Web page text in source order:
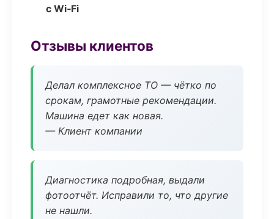
с Wi‑Fi
Отзывы клиентов
Делал комплексное ТО — чётко по
срокам, грамотные рекомендации.
Машина едет как новая.
— Клиент компании
Диагностика подробная, выдали
фотоотчёт. Исправили то, что другие
не нашли.